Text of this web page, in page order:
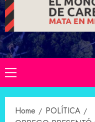
Primary
Menu
Home
POLÍTICA